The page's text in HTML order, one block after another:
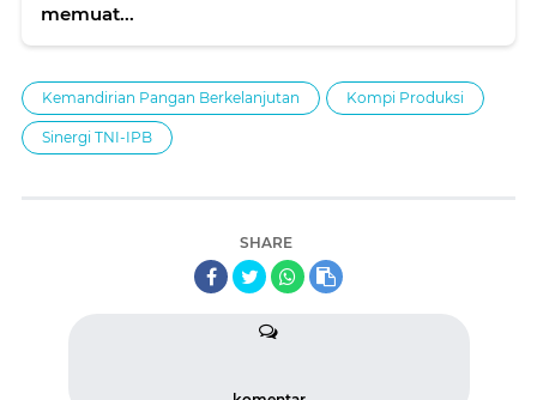
memuat...
Kemandirian Pangan Berkelanjutan Kompi Produksi
Sinergi TNI-IPB
SHARE